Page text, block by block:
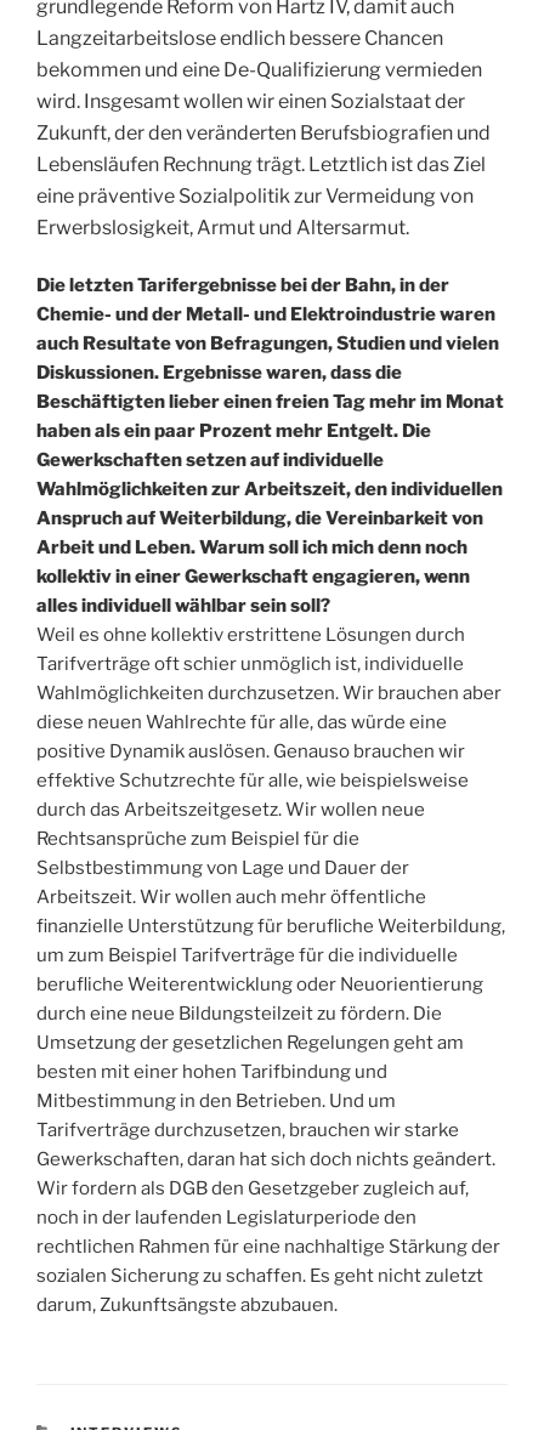
grundlegende Reform von Hartz IV, damit auch
Langzeitarbeitslose endlich bessere Chancen
bekommen und eine De-Qualifizierung vermieden
wird. Insgesamt wollen wir einen Sozialstaat der
Zukunft, der den veränderten Berufsbiografien und
Lebensläufen Rechnung trägt. Letztlich ist das Ziel
eine präventive Sozialpolitik zur Vermeidung von
Erwerbslosigkeit, Armut und Altersarmut.
Die letzten Tarifergebnisse bei der Bahn, in der
Chemie- und der Metall- und Elektroindustrie waren
auch Resultate von Befragungen, Studien und vielen
Diskussionen. Ergebnisse waren, dass die
Beschäftigten lieber einen freien Tag mehr im Monat
haben als ein paar Prozent mehr Entgelt. Die
Gewerkschaften setzen auf individuelle
Wahlmöglichkeiten zur Arbeitszeit, den individuellen
Anspruch auf Weiterbildung, die Vereinbarkeit von
Arbeit und Leben. Warum soll ich mich denn noch
kollektiv in einer Gewerkschaft engagieren, wenn
alles individuell wählbar sein soll?
Weil es ohne kollektiv erstrittene Lösungen durch
Tarifverträge oft schier unmöglich ist, individuelle
Wahlmöglichkeiten durchzusetzen. Wir brauchen aber
diese neuen Wahlrechte für alle, das würde eine
positive Dynamik auslösen. Genauso brauchen wir
effektive Schutzrechte für alle, wie beispielsweise
durch das Arbeitszeitgesetz. Wir wollen neue
Rechtsansprüche zum Beispiel für die
Selbstbestimmung von Lage und Dauer der
Arbeitszeit. Wir wollen auch mehr öffentliche
finanzielle Unterstützung für berufliche Weiterbildung,
um zum Beispiel Tarifverträge für die individuelle
berufliche Weiterentwicklung oder Neuorientierung
durch eine neue Bildungsteilzeit zu fördern. Die
Umsetzung der gesetzlichen Regelungen geht am
besten mit einer hohen Tarifbindung und
Mitbestimmung in den Betrieben. Und um
Tarifverträge durchzusetzen, brauchen wir starke
Gewerkschaften, daran hat sich doch nichts geändert.
Wir fordern als DGB den Gesetzgeber zugleich auf,
noch in der laufenden Legislaturperiode den
rechtlichen Rahmen für eine nachhaltige Stärkung der
sozialen Sicherung zu schaffen. Es geht nicht zuletzt
darum, Zukunftsängste abzubauen.